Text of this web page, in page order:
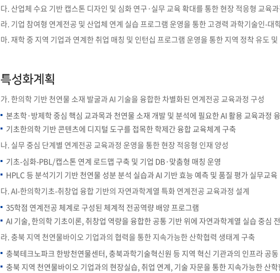
발전기금
학사자료실
(전공·진로 안내 프
로그램)
예비군연대
예비군연대소개 전입신청안내 교육훈
임관식
소대장 생활
후보생 및 임관 후 혜택
교내교육 및 입영훈련
학습활동
봉사활동
예도
체육활동
학군단 건물
IT지원안내
SETOPIA 컴퓨터 실습실 디지털자료실
다. 산업체 수요 기반 캡스톤 디자인 및 심화 연구·실무 교육 확대를 통한 현장 적응형 교육
라. 기업 참여형 연계전공 및 산업체 연계 실습 프로그램 운영을 통한 고경력 과학기술인-대
마. 재학 중 지역 기업과 연계한 취업 매칭 및 인턴십 프로그램 운영을 통한 지역 정착 유도
특성화계획
가. 한의학 기반 천연물 소재 발굴과 AI 기술을 융합한 차별화된 연계전공 교육과정 구성
본초학·방제학 중심 핵심 교과목과 천연물 소재 개발 및 분석에 필요한 AI 활용 교육과정
기초한의학 기반 콘텐츠에 디지털 도구를 접목한 학제간 융합 교육체계 구축
나. 실무 중심 단계별 연계전공 교육과정 운영을 통한 현장 적응형 인재 양성
기초-심화-PBL/캡스톤 연계 로드맵 구축 및 기업 DB·맞춤형 매칭 운영
HPLC 등 분석기기 기반 천연물 성분 분석 실습과 AI 기반 효능 예측 및 품질 평가 실무교육
다. AI-한의학기초-취창업 융합 기반의 자연과학계열 특화 연계전공 교육과정 설계
35학점 연계전공 체계로 구성된 체계적 전공역량 배양 프로그램
AI 기술, 한의학 기초이론, 취창업 역량을 융합한 공통 기반 위에 자연과학계열 실습 중심
라. 충북 지역 천연물바이오 기업과의 협력을 통한 지속가능한 산학협력 생태계 구축
충북테크노파크 한방천연물센터, 충북과학기술혁신원 등 지역 혁신 기관과의 인프라 공
충북 지역 천연물바이오 기업과의 현장실습, 취업 연계, 기술 자문을 통한 지속가능한 산